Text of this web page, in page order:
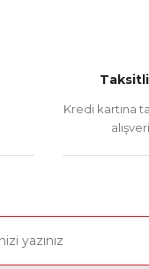
Taksitli
Kredi kartına